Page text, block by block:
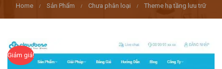
Home Sản Phẩm Chưa phân loại Theme hạ tầng lưu trữ
Giảm giá!